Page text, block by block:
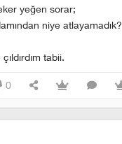
yeğen sorar;
niye atlayamadık?
tabii.
0